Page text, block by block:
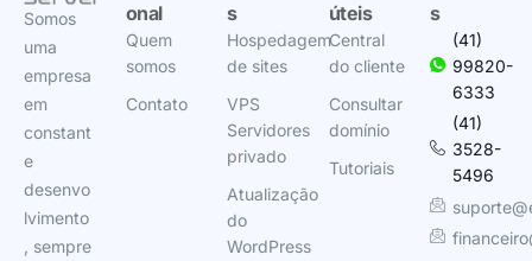
Somos
uma
empresa
em
constant
e
desenvo
lvimento
, sempre
onal
Quem
somos
Contato
s
Hospedagem
de sites
VPS
Servidores
privado
Atualização
do
WordPress
úteis
Central
do cliente
Consultar
domínio
Tutoriais
s
(41)
99820-
6333
(41)
3528-
5496